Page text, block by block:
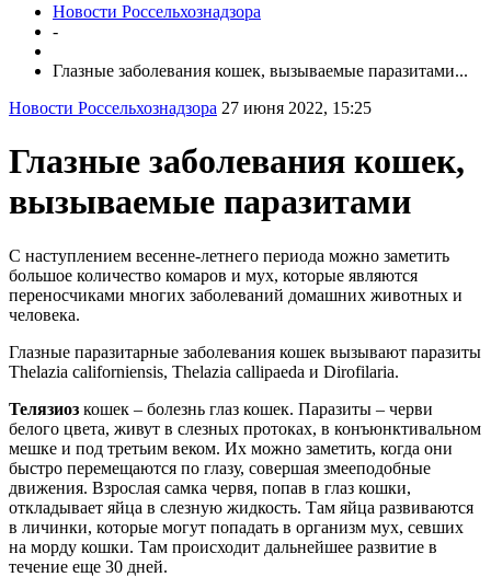
Новости Россельхознадзора
-
Глазные заболевания кошек, вызываемые паразитами...
Новости Россельхознадзора 27 июня 2022, 15:25
Глазные заболевания кошек,
вызываемые паразитами
С наступлением весенне-летнего периода можно заметить
большое количество комаров и мух, которые являются
переносчиками многих заболеваний домашних животных и
человека.
Глазные паразитарные заболевания кошек вызывают паразиты
Thelazia californiensis, Thelazia callipaeda и Dirofilaria.
Телязиоз кошек – болезнь глаз кошек. Паразиты – черви
белого цвета, живут в слезных протоках, в конъюнктивальном
мешке и под третьим веком. Их можно заметить, когда они
быстро перемещаются по глазу, совершая змееподобные
движения. Взрослая самка червя, попав в глаз кошки,
откладывает яйца в слезную жидкость. Там яйца развиваются
в личинки, которые могут попадать в организм мух, севших
на морду кошки. Там происходит дальнейшее развитие в
течение еще 30 дней.